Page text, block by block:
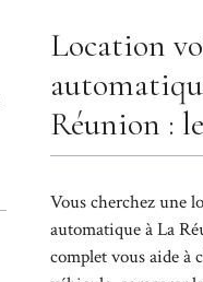
Location
Réunion :
Vous cherchez une
automatique à La
complet vous aide à